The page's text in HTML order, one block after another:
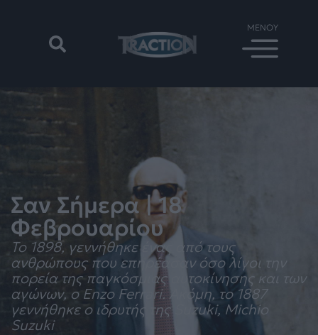
Σαν Σήμερα | 18
Φεβρουαρίου
Το 1898, γεννήθηκε ένας από τους
ανθρώπους που επηρέασαν όσο λίγοι την
πορεία της παγκόσμιας αυτοκίνησης και των
αγώνων, ο Enzo Ferrari. Ακόμη, το 1887
γεννήθηκε ο ιδρυτής της Suzuki, Michio
Suzuki